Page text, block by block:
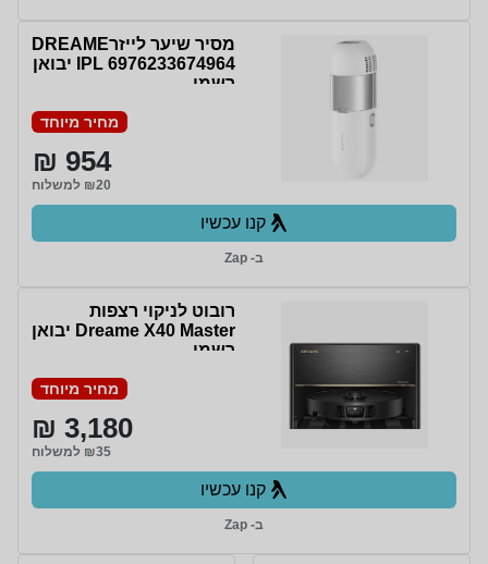
מסיר שיער לייזרDREAME
IPL 6976233674964 יבואן
רשמי
מחיר מיוחד
954 ₪
₪20 למשלוח
קנו עכשיו
ב- Zap
‏רובוט לניקוי רצפות
Dreame X40 Master יבואן
רשמי
מחיר מיוחד
3,180 ₪
₪35 למשלוח
קנו עכשיו
ב- Zap